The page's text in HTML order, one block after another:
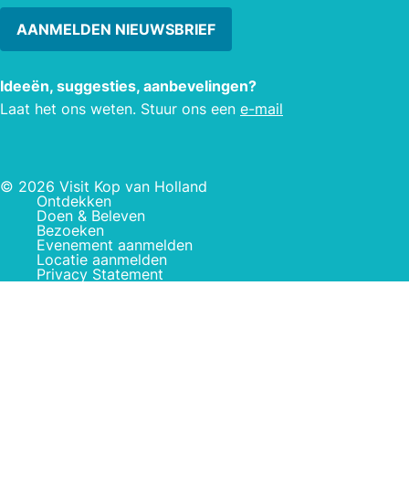
AANMELDEN NIEUWSBRIEF
Ideeën, suggesties, aanbevelingen?
Laat het ons weten. Stuur ons een e-mail
© 2026 Visit Kop van Holland
Ontdekken
Doen & Beleven
Bezoeken
Evenement aanmelden
Locatie aanmelden
Privacy Statement